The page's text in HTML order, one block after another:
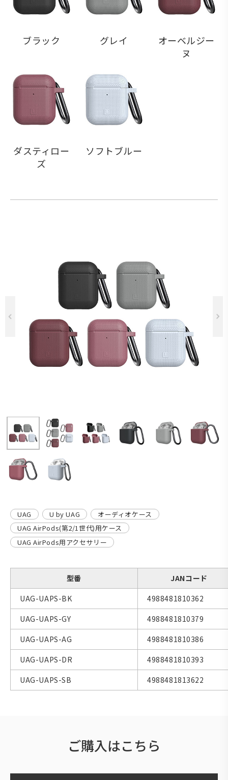
ブラック グレイ
オーベルジー
ヌ
ダスティロー
ズ
ソフトブルー
UAG U by UAG
オーディオケース
UAG AirPods(第2/1世代)用ケース
UAG AirPods用アクセサリー
型番
JANコード
UAG-UAPS-BK
4988481810362
UAG-UAPS-GY
4988481810379
UAG-UAPS-AG
4988481810386
UAG-UAPS-DR
4988481810393
UAG-UAPS-SB
4988481813622
ご購入はこちら